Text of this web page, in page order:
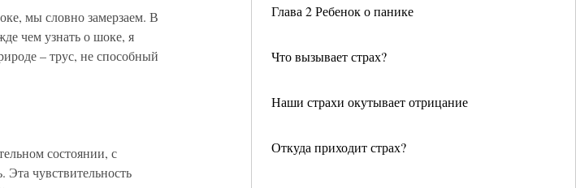
Глава 2 Ребенок о панике
Что вызывает страх?
Наши страхи окутывает отрицание
Откуда приходит страх?
мы словно замерзаем. В
чем узнать о шоке, я
– трус, не способный
состоянии, с
чувствительность